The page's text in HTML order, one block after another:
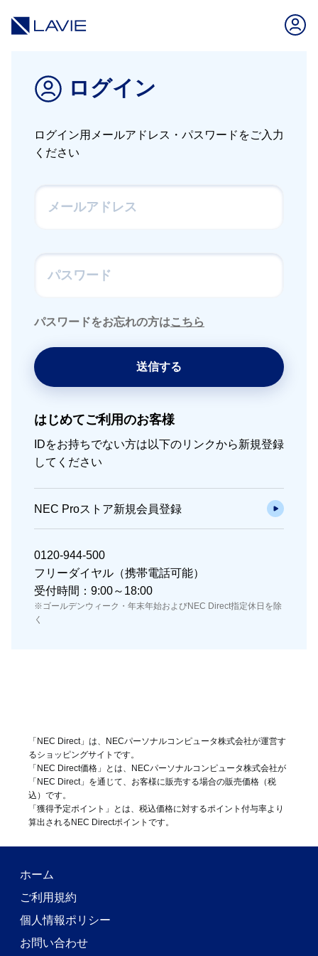
ログイン
ログイン用メールアドレス・パスワードをご入力
ください
パスワードをお忘れの方はこちら
送信する
はじめてご利用のお客様
IDをお持ちでない方は以下のリンクから新規登録
してください
NEC Proストア新規会員登録
0120-944-500
フリーダイヤル（携帯電話可能）
受付時間：9:00～18:00
※ゴールデンウィーク・年末年始およびNEC Direct指定休日を除
く
「NEC Direct」は、NECパーソナルコンピュータ株式会社が運営す
るショッピングサイトです。
「NEC Direct価格」とは、NECパーソナルコンピュータ株式会社が
「NEC Direct」を通じて、お客様に販売する場合の販売価格（税
込 ）です。
「獲得予定ポイント」とは、税込価格に対するポイント付与率より
算出されるNEC Directポイントです。
ホーム
ご利用規約
個人情報ポリシー
お問い合わせ